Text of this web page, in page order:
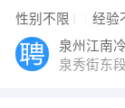
性别不限 经验
泉州江南
泉秀街东